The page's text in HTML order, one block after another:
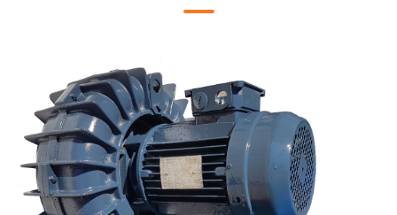
Partners
Organigramma
Account